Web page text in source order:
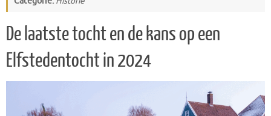
De laatste tocht en de kans op een
Elfstedentocht in 2024